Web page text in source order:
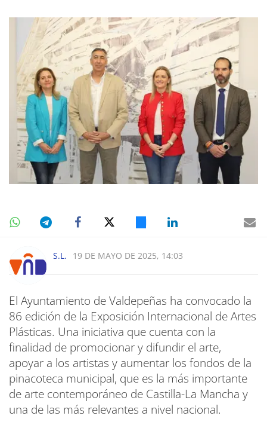
S.L. 19 DE MAYO DE 2025, 14:03
El Ayuntamiento de Valdepeñas ha convocado la
86 edición de la Exposición Internacional de Artes
Plásticas. Una iniciativa que cuenta con la
finalidad de promocionar y difundir el arte,
apoyar a los artistas y aumentar los fondos de la
pinacoteca municipal, que es la más importante
de arte contemporáneo de Castilla-La Mancha y
una de las más relevantes a nivel nacional.